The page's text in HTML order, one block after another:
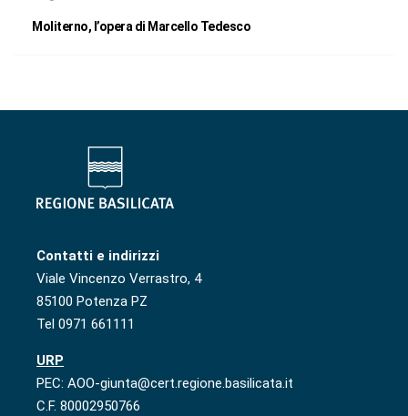
Moliterno, l’opera di Marcello Tedesco
Contatti e indirizzi
Viale Vincenzo Verrastro, 4
85100 Potenza PZ
Tel 0971 661111
URP
PEC: AOO-giunta@cert.regione.basilicata.it
C.F. 80002950766